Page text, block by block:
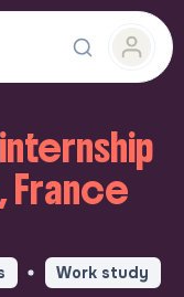
France
Work study